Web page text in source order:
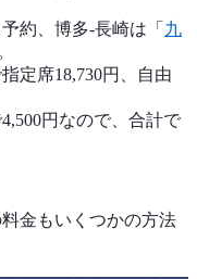
約、博多-長崎は「 九
定席18,730円、自由
円なので、合計で
金もいくつかの方法